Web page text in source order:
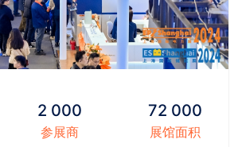
2 000
参展商
72 000
展馆面积